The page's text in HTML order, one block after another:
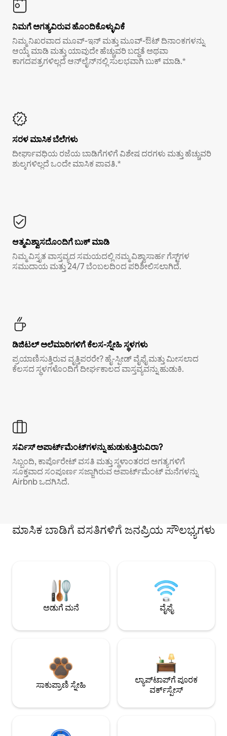
ನಿಮಗೆ ಅಗತ್ಯವಿರುವ ಹೊಂದಿಕೊಳ್ಳುವಿಕೆ
ನಿಮ್ಮ ನಿಖರವಾದ ಮೂವ್-ಇನ್ ಮತ್ತು ಮೂವ್-ಔಟ್ ದಿನಾಂಕಗಳನ್ನು
ಆಯ್ಕೆ ಮಾಡಿ ಮತ್ತು ಯಾವುದೇ ಹೆಚ್ಚುವರಿ ಬದ್ಧತೆ ಅಥವಾ
ಕಾಗದಪತ್ರಗಳಿಲ್ಲದೆ ಆನ್‌ಲೈನ್‌ನಲ್ಲಿ ಸುಲಭವಾಗಿ ಬುಕ್ ಮಾಡಿ.*
ಸರಳ ಮಾಸಿಕ ಬೆಲೆಗಳು
ದೀರ್ಘಾವಧಿಯ ರಜೆಯ ಬಾಡಿಗೆಗಳಿಗೆ ವಿಶೇಷ ದರಗಳು ಮತ್ತು ಹೆಚ್ಚುವರಿ
ಶುಲ್ಕಗಳಿಲ್ಲದೆ ಒಂದೇ ಮಾಸಿಕ ಪಾವತಿ.*
ಆತ್ಮವಿಶ್ವಾಸದೊಂದಿಗೆ ಬುಕ್ ಮಾಡಿ
ನಿಮ್ಮ ವಿಸ್ತೃತ ವಾಸ್ತವ್ಯದ ಸಮಯದಲ್ಲಿ ನಮ್ಮ ವಿಶ್ವಾಸಾರ್ಹ ಗೆಸ್ಟ್‌ಗಳ
ಸಮುದಾಯ ಮತ್ತು 24/7 ಬೆಂಬಲದಿಂದ ಪರಿಶೀಲಿಸಲಾಗಿದೆ.
ಡಿಜಿಟಲ್ ಅಲೆಮಾರಿಗಳಿಗೆ ಕೆಲಸ-ಸ್ನೇಹಿ ಸ್ಥಳಗಳು
ಪ್ರಯಾಣಿಸುತ್ತಿರುವ ವೃತ್ತಿಪರರೇ? ಹೈ-ಸ್ಪೀಡ್ ವೈಫೈ ಮತ್ತು ಮೀಸಲಾದ
ಕೆಲಸದ ಸ್ಥಳಗಳೊಂದಿಗೆ ದೀರ್ಘಕಾಲದ ವಾಸ್ತವ್ಯವನ್ನು ಹುಡುಕಿ.
ಸರ್ವಿಸ್ ಅಪಾರ್ಟ್‌ಮೆಂಟ್‌ಗಳನ್ನು ಹುಡುಕುತ್ತಿರುವಿರಾ?
ಸಿಬ್ಬಂದಿ, ಕಾರ್ಪೊರೇಟ್ ವಸತಿ ಮತ್ತು ಸ್ಥಳಾಂತರದ ಅಗತ್ಯಗಳಿಗೆ
ಸೂಕ್ತವಾದ ಸಂಪೂರ್ಣ ಸಜ್ಜಾಗಿರುವ ಅಪಾರ್ಟ್‌ಮೆಂಟ್ ಮನೆಗಳನ್ನು
Airbnb ಒದಗಿಸಿದೆ.
ಮಾಸಿಕ ಬಾಡಿಗೆ ವಸತಿಗಳಿಗೆ ಜನಪ್ರಿಯ ಸೌಲಭ್ಯಗಳು
ಅಡುಗೆ ಮನೆ ವೈಫೈ
ಸಾಕುಪ್ರಾಣಿ ಸ್ನೇಹಿ
ಲ್ಯಾಪ್‌ಟಾಪ್‌ಗೆ ಪೂರಕ
ವರ್ಕ್‌ಸ್ಪೇಸ್